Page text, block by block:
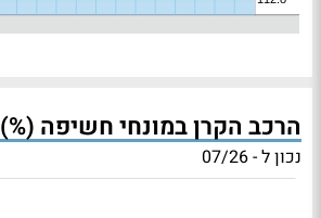
הרכב הקרן במונחי חשיפה (%)
נכון ל - 07/26